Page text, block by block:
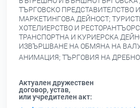
ТЪРГОВСКО ПРЕДСТАВИТЕЛСТВО
МАРКЕТИНГОВА ДЕЙНОСТ;
ХОТЕЛИЕРСТВО И
ТРАНСПОРТНА И КУРИЕРСКА
ИЗВЪРШВАНЕ НА ОБМЯНА НА
АНИМАЦИЯ; ТЪРГОВИЯ НА ДРЕБНО
Актуален дружествен
договор, устав,
или учредителен акт: